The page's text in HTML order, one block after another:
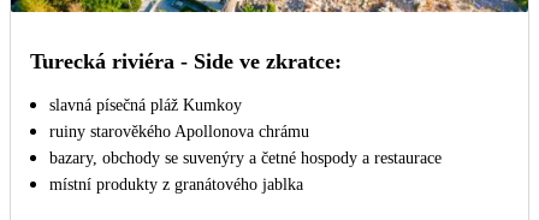
Turecká riviéra - Side ve zkratce:
slavná písečná pláž Kumkoy
ruiny starověkého Apollonova chrámu
bazary, obchody se suvenýry a četné hospody a restaurace
místní produkty z granátového jablka